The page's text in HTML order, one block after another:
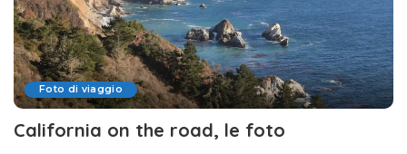
Foto di viaggio
California on the road, le foto